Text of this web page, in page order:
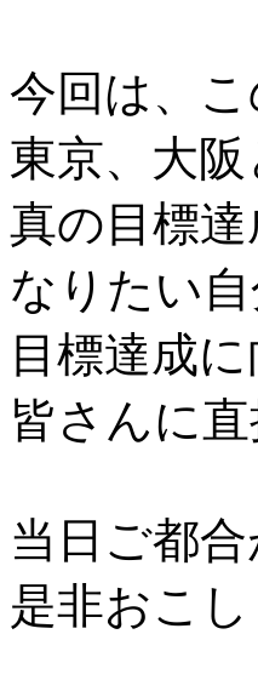
今回は、
東京、大
真の目標達
なりたい
目標達成
皆さんに
当日ご都
是非おこし